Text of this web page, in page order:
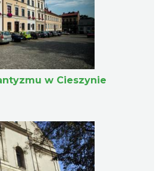
w Cieszynie